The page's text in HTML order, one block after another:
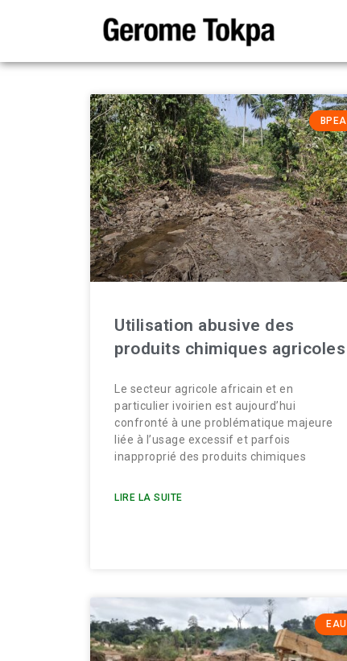
BPEA
Utilisation abusive des
produits chimiques agricoles
Le secteur agricole africain et en
particulier ivoirien est aujourd’hui
confronté à une problématique majeure
liée à l’usage excessif et parfois
inapproprié des produits chimiques
LIRE LA SUITE
EAU